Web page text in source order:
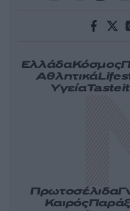
ΕλλάδαΚόσμος
Αθλητικά
ΥγείαTasteit
Πρωτοσέλιδα
Καιρός